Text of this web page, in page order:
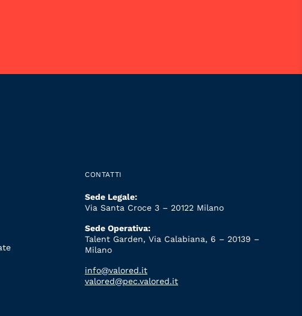
CONTATTI
Sede Legale:
Via Santa Croce 3 – 20122 Milano
Sede Operativa:
Talent Garden, Via Calabiana, 6 – 20139 –
Milano
info@valored.it
valored@pec.valored.it